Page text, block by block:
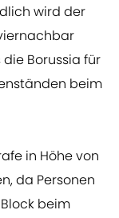
wird der
die Borussia für
beim
in Höhe von
da Personen
beim